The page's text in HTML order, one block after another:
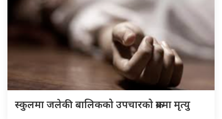
स्कुलमा जलेकी बालिकको उपचारको क्रममा मृत्यु